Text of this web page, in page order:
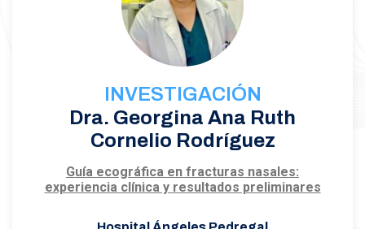
INVESTIGACIÓN
Dra. Georgina Ana Ruth
Cornelio Rodríguez
Guía ecográfica en fracturas nasales:
experiencia clínica y resultados preliminares